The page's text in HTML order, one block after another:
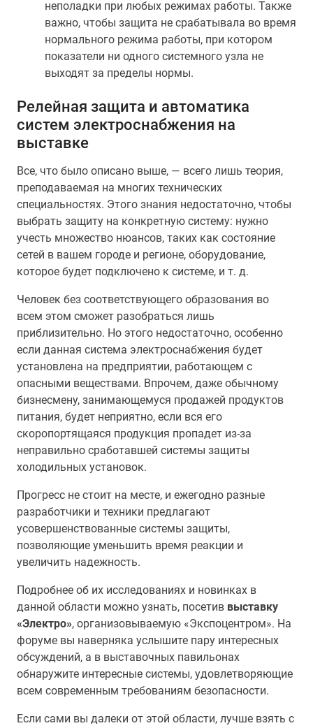
неполадки при любых режимах работы. Также
важно, чтобы защита не срабатывала во время
нормального режима работы, при котором
показатели ни одного системного узла не
выходят за пределы нормы.
Релейная защита и автоматика
систем электроснабжения на
выставке
Все, что было описано выше, — всего лишь теория,
преподаваемая на многих технических
специальностях. Этого знания недостаточно, чтобы
выбрать защиту на конкретную систему: нужно
учесть множество нюансов, таких как состояние
сетей в вашем городе и регионе, оборудование,
которое будет подключено к системе, и т. д.
Человек без соответствующего образования во
всем этом сможет разобраться лишь
приблизительно. Но этого недостаточно, особенно
если данная система электроснабжения будет
установлена на предприятии, работающем с
опасными веществами. Впрочем, даже обычному
бизнесмену, занимающемуся продажей продуктов
питания, будет неприятно, если вся его
скоропортящаяся продукция пропадет из-за
неправильно сработавшей системы защиты
холодильных установок.
Прогресс не стоит на месте, и ежегодно разные
разработчики и техники предлагают
усовершенствованные системы защиты,
позволяющие уменьшить время реакции и
увеличить надежность.
Подробнее об их исследованиях и новинках в
данной области можно узнать, посетив выставку
«Электро», организовываемую «Экспоцентром». На
форуме вы наверняка услышите пару интересных
обсуждений, а в выставочных павильонах
обнаружите интересные системы, удовлетворяющие
всем современным требованиям безопасности.
Если сами вы далеки от этой области, лучше взять с